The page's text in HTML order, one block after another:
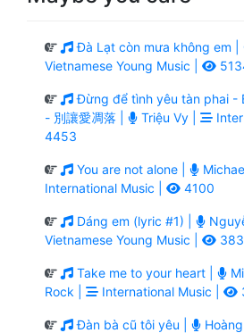
Đà Lạt còn mưa không em |
Vietnamese Young Music |
Đừng để tình yêu tàn phai -
- 別讓愛凋落 |
Triệu Vy |
4453
You are not alone |
International Music |
4100
Dáng em (lyric #1) |
Vietnamese Young Music |
Take me to your heart |
Rock |
International Music |
Đàn bà cũ tôi yêu |